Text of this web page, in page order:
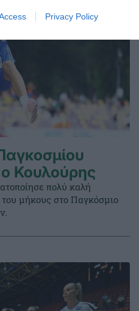
Privacy Policy
Κουλούρης
πολύ καλή
μήκους στο Παγκόσμιο